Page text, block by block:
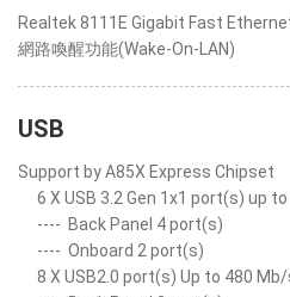
Realtek 8111E Gigabit Fast
網路喚醒功能(Wake-On-LAN)
USB
Support by A85X Express Chipset
6 X USB 3.2 Gen 1x1 port(s) up
---- Back Panel 4 port(s)
---- Onboard 2 port(s)
8 X USB2.0 port(s) Up to 480